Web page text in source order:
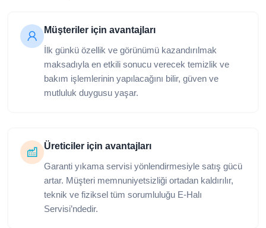
Müşteriler için avantajları
İlk günkü özellik ve görünümü kazandırılmak
maksadıyla en etkili sonucu verecek temizlik ve
bakım işlemlerinin yapılacağını bilir, güven ve
mutluluk duygusu yaşar.
Üreticiler için avantajları
Garanti yıkama servisi yönlendirmesiyle satış gücü
artar. Müşteri memnuniyetsizliği ortadan kaldırılır,
teknik ve fiziksel tüm sorumluluğu E-Halı
Servisi’ndedir.